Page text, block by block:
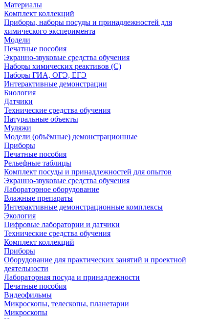
Материалы
Комплект коллекций
Приборы, наборы посуды и принадлежностей для
химического эксперимента
Модели
Печатные пособия
Экранно-звуковые средства обучения
Наборы химических реактивов (С)
Наборы ГИА, ОГЭ, ЕГЭ
Интерактивные демонстрации
Биология
Датчики
Технические средства обучения
Натуральные объекты
Муляжи
Модели (объёмные) демонстрационные
Приборы
Печатные пособия
Рельефные таблицы
Комплект посуды и принадлежностей для опытов
Экранно-звуковые средства обучения
Лабораторное оборудование
Влажные препараты
Интерактивные демонстрационные комплексы
Экология
Цифровые лаборатории и датчики
Технические средства обучения
Комплект коллекций
Приборы
Оборудование для практических занятий и проектной
деятельности
Лабораторная посуда и принадлежности
Печатные пособия
Видеофильмы
Микроскопы, телескопы, планетарии
Микроскопы